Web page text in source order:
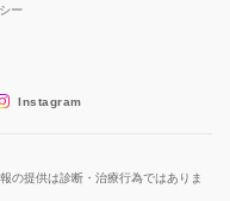
ー
Instagram
の提供は診断・治療行為ではありま